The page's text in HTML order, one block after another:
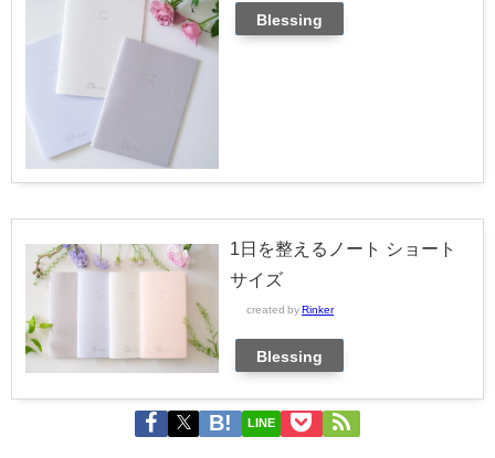
Blessing
1日を整えるノート ショート
サイズ
created by Rinker
Blessing
LINE